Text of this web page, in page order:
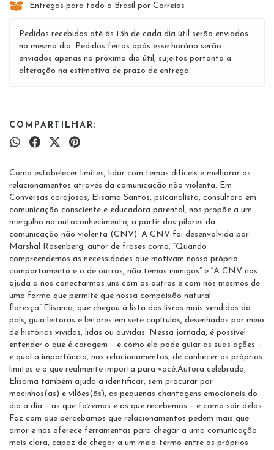
Entregas para todo o Brasil por Correios
Pedidos recebidos até às 13h de cada dia útil serão enviados
no mesmo dia. Pedidos feitos após esse horário serão
enviados apenas no próximo dia útil, sujeitos portanto a
alteração na estimativa de prazo de entrega.
COMPARTILHAR:
Como estabelecer limites, lidar com temas difíceis e melhorar os
relacionamentos através da comunicação não violenta. Em
Conversas corajosas, Elisama Santos, psicanalista, consultora em
comunicação consciente e educadora parental, nos propõe a um
mergulho no autoconhecimento, a partir dos pilares da
comunicação não violenta (CNV). A CNV foi desenvolvida por
Marshal Rosenberg, autor de frases como: “Quando
compreendemos as necessidades que motivam nosso próprio
comportamento e o de outros, não temos inimigos” e “A CNV nos
ajuda a nos conectarmos uns com os outros e com nós mesmos de
uma forma que permite que nossa compaixão natural
floresça”.Elisama, que chegou à lista dos livros mais vendidos do
país, guia leitoras e leitores em sete capítulos, desenhados por meio
de histórias vividas, lidas ou ouvidas. Nessa jornada, é possível
entender o que é coragem – e como ela pode guiar as suas ações –
e qual a importância, nos relacionamentos, de conhecer os próprios
limites e o que realmente importa para você.Autora celebrada,
Elisama também ajuda a identificar, sem procurar por
mocinhos(as) e vilões(ãs), as pequenas chantagens emocionais do
dia a dia – as que fazemos e as que recebemos – e como sair delas.
Faz com que percebamos que relacionamentos pedem mais que
amor e nos oferece ferramentas para chegar a uma comunicação
mais clara, capaz de chegar a um meio-termo entre os próprios